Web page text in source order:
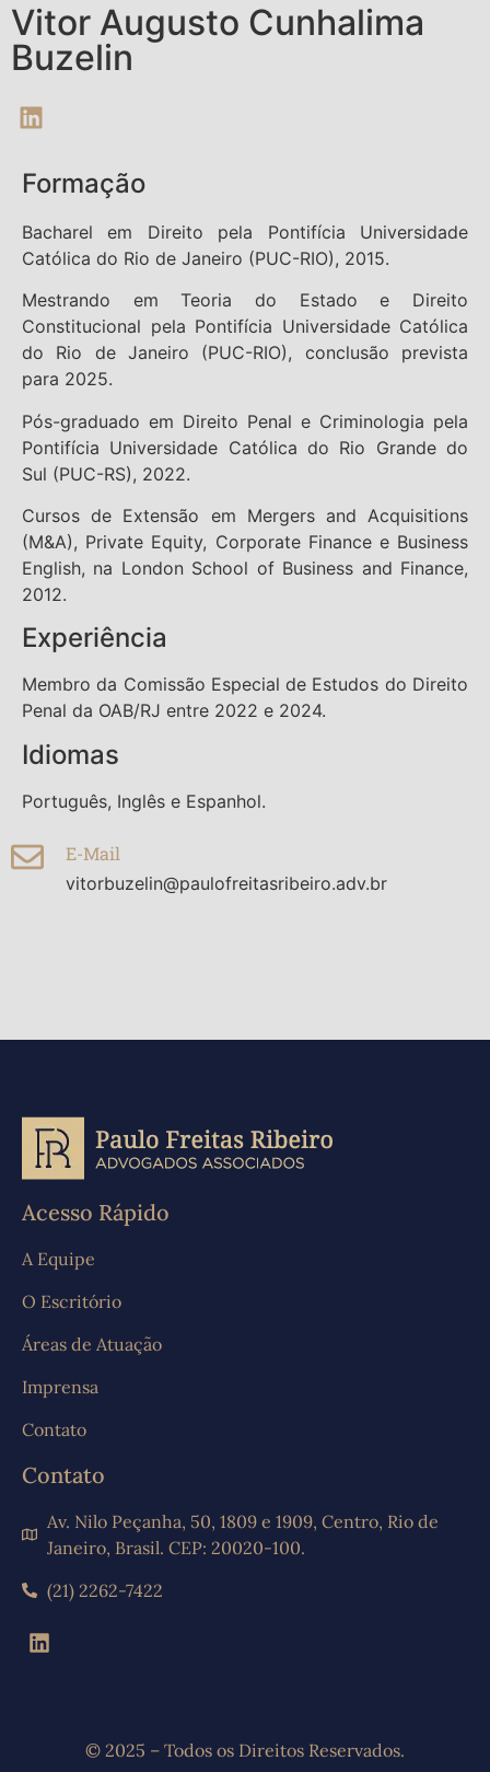
Vitor Augusto Cunhalima
Buzelin
Formação
Bacharel em Direito pela Pontifícia Universidade
Católica do Rio de Janeiro (PUC-RIO), 2015.
Mestrando em Teoria do Estado e Direito
Constitucional pela Pontifícia Universidade Católica
do Rio de Janeiro (PUC-RIO), conclusão prevista
para 2025.
Pós-graduado em Direito Penal e Criminologia pela
Pontifícia Universidade Católica do Rio Grande do
Sul (PUC-RS), 2022.
Cursos de Extensão em Mergers and Acquisitions
(M&A), Private Equity, Corporate Finance e Business
English, na London School of Business and Finance,
2012.
Experiência
Membro da Comissão Especial de Estudos do Direito
Penal da OAB/RJ entre 2022 e 2024.
Idiomas
Português, Inglês e Espanhol.
E-Mail
vitorbuzelin@paulofreitasribeiro.adv.br
Acesso Rápido
A Equipe
O Escritório
Áreas de Atuação
Imprensa
Contato
Contato
Av. Nilo Peçanha, 50, 1809 e 1909, Centro, Rio de
Janeiro, Brasil. CEP: 20020-100.
(21) 2262-7422
© 2025 – Todos os Direitos Reservados.